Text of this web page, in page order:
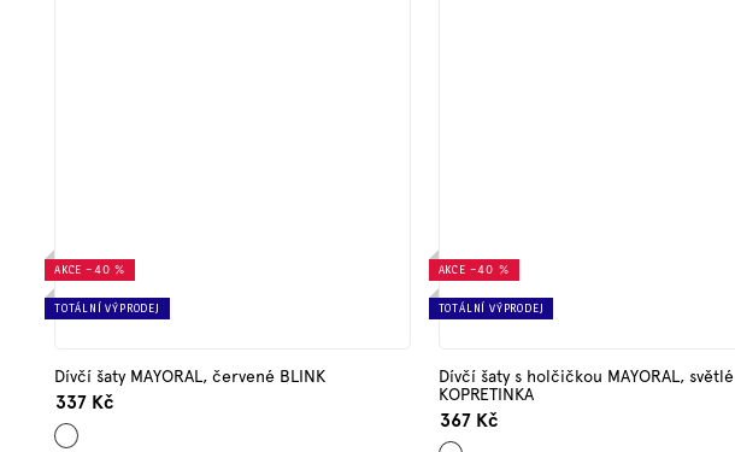
AKCE –40 %
TOTÁLNÍ VÝPRODEJ
Dívčí šaty MAYORAL, červené BLINK
337 Kč
Červená
AKCE –40 %
TOTÁLNÍ VÝPRODEJ
Dívčí šaty s holčičkou MAYORAL, světlé
KOPRETINKA
367 Kč
Bílá